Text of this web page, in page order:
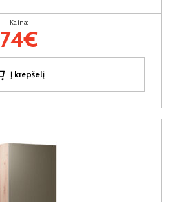
Kaina:
74€
Į krepšelį